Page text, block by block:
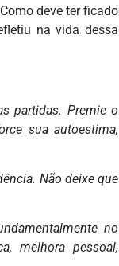
deve ter ficado
na vida dessa
partidas. Premie o
sua autoestima,
Não deixe que
no
melhora pessoal,